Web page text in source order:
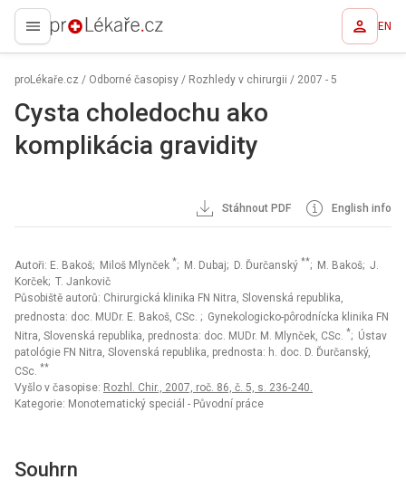
proLékaře.cz EN
proLékaře.cz / Odborné časopisy / Rozhledy v chirurgii / 2007 - 5
Cysta choledochu ako
komplikácia gravidity
Stáhnout PDF English info
Autoři: E. Bakoš; Miloš Mlynček *; M. Dubaj; D. Ďurčanský **; M. Bakoš; J.
Korček; T. Jankovič
Působiště autorů: Chirurgická klinika FN Nitra, Slovenská republika,
prednosta: doc. MUDr. E. Bakoš, CSc. ; Gynekologicko-pôrodnícka klinika FN
Nitra, Slovenská republika, prednosta: doc. MUDr. M. Mlynček, CSc. *; Ústav
patológie FN Nitra, Slovenská republika, prednosta: h. doc. D. Ďurčanský,
CSc. **
Vyšlo v časopise: Rozhl. Chir., 2007, roč. 86, č. 5, s. 236-240.
Kategorie: Monotematický speciál - Původní práce
Souhrn